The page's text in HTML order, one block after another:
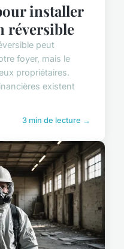
installer
réversible
peut
foyer, mais le
propriétaires.
existent
3 min de lecture →